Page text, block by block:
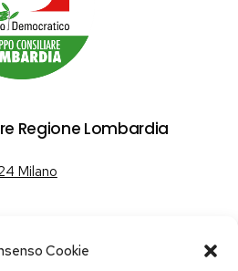
Cookie
Regione Lombardia
Milano
|Politica sui cookie